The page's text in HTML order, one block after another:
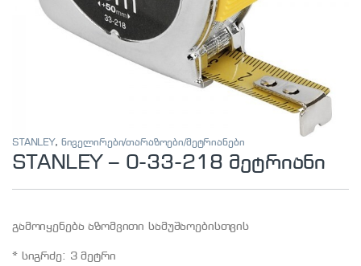
STANLEY, ნიველირები/თარაზოები/მეტრიანები
STANLEY – 0-33-218 მეტრიანი
გამოიყენება აზომვითი სამუშაოებისთვის
* სიგრძე: 3 მეტრი